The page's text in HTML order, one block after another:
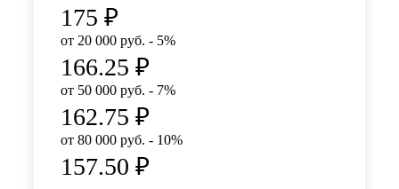
175 ₽
от 20 000 руб. - 5%
166.25 ₽
от 50 000 руб. - 7%
162.75 ₽
от 80 000 руб. - 10%
157.50 ₽